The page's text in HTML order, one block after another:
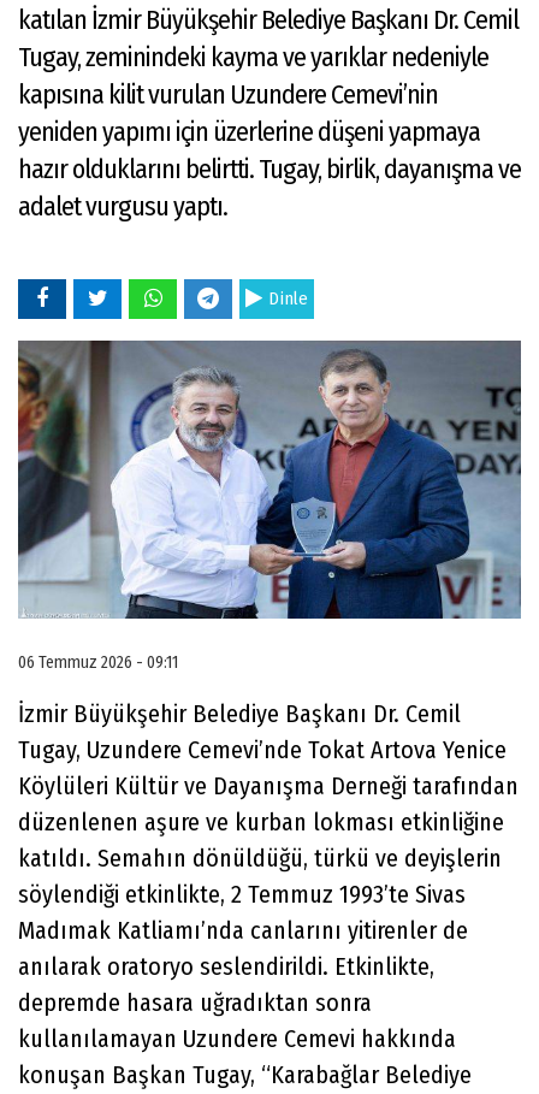
katılan İzmir Büyükşehir Belediye Başkanı Dr. Cemil
Tugay, zeminindeki kayma ve yarıklar nedeniyle
kapısına kilit vurulan Uzundere Cemevi’nin
yeniden yapımı için üzerlerine düşeni yapmaya
hazır olduklarını belirtti. Tugay, birlik, dayanışma ve
adalet vurgusu yaptı.
Dinle
06 Temmuz 2026 - 09:11
İzmir Büyükşehir Belediye Başkanı Dr. Cemil
Tugay, Uzundere Cemevi’nde Tokat Artova Yenice
Köylüleri Kültür ve Dayanışma Derneği tarafından
düzenlenen aşure ve kurban lokması etkinliğine
katıldı. Semahın dönüldüğü, türkü ve deyişlerin
söylendiği etkinlikte, 2 Temmuz 1993’te Sivas
Madımak Katliamı’nda canlarını yitirenler de
anılarak oratoryo seslendirildi. Etkinlikte,
depremde hasara uğradıktan sonra
kullanılamayan Uzundere Cemevi hakkında
konuşan Başkan Tugay, “Karabağlar Belediye